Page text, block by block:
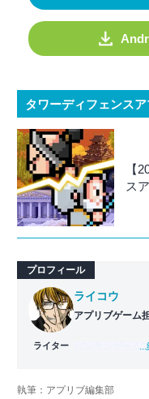
タワーディフェンス
【
ス
プロフィール
ライター
ライコウ
アプリブゲーム
バンタンゲーム
ゲームだけでも
執筆：アプリブ編集部